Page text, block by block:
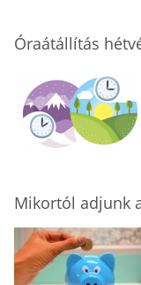
Óraátállítás
Mikortól adjunk